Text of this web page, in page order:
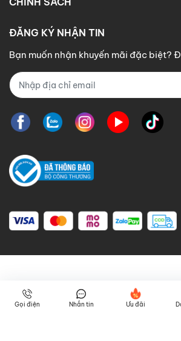
ĐĂNG KÝ NHẬN TIN
Bạn muốn nhận khuyến mãi đặc biệt?
Gọi điện Nhắn tin Ưu đãi